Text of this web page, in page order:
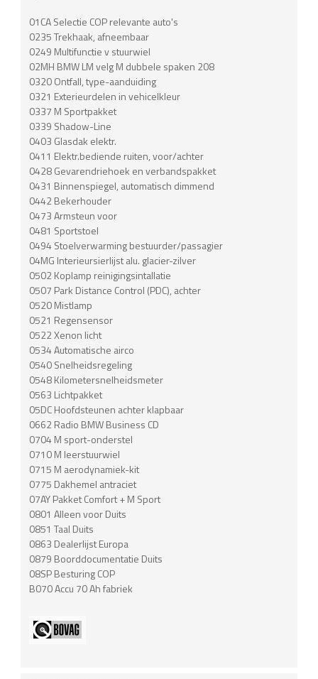
01CA Selectie COP relevante auto's
0235 Trekhaak, afneembaar
0249 Multifunctie v stuurwiel
02MH BMW LM velg M dubbele spaken 208
0320 Ontfall, type-aanduiding
0321 Exterieurdelen in vehicelkleur
0337 M Sportpakket
0339 Shadow-Line
0403 Glasdak elektr.
0411 Elektr.bediende ruiten, voor/achter
0428 Gevarendriehoek en verbandspakket
0431 Binnenspiegel, automatisch dimmend
0442 Bekerhouder
0473 Armsteun voor
0481 Sportstoel
0494 Stoelverwarming bestuurder/passagier
04MG Interieursierlijst alu. glacier-zilver
0502 Koplamp reinigingsintallatie
0507 Park Distance Control (PDC), achter
0520 Mistlamp
0521 Regensensor
0522 Xenon licht
0534 Automatische airco
0540 Snelheidsregeling
0548 Kilometersnelheidsmeter
0563 Lichtpakket
05DC Hoofdsteunen achter klapbaar
0662 Radio BMW Business CD
0704 M sport-onderstel
0710 M leerstuurwiel
0715 M aerodynamiek-kit
0775 Dakhemel antraciet
07AY Pakket Comfort + M Sport
0801 Alleen voor Duits
0851 Taal Duits
0863 Dealerlijst Europa
0879 Boorddocumentatie Duits
08SP Besturing COP
B070 Accu 70 Ah fabriek